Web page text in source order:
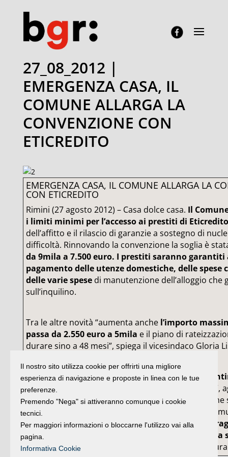
27_08_2012 |
EMERGENZA CASA, IL
COMUNE ALLARGA LA
CONVENZIONE CON
ETICREDITO
EMERGENZA CASA, IL COMUNE ALLARGA LA
CON ETICREDITO
Rimini (27 agosto 2012) – Casa dolce casa. Il
i limiti minimi per l’accesso ai prestiti di Eticredito
dell’affitto e il rilascio di garanzie a sostegno di
difficoltà. Rinnovando la convenzione la soglia è
da 9mila a 7.500 euro. I prestiti saranno garantiti
pagamento delle utenze domestiche, delle spese
delle varie spesedi manutenzione dell’alloggio che
sull’inquilino.
Tra le altre novità “aumenta anchel’importo
passa da 2.550 euro a 5mila e il piano di
durare sino a 48 mesi”, spiega il vicesindaco Gloria
“Oltre a quelli delle famigliesiamo riusciti a
dei proprietari, altrettanto meritevoli di tutela
”,
convenzione infatti dà la possibilità agli inquilini
contratto a canone concordato di richiedere al
una garanzia chetuteli il locatore in caso di
con il rimborso degli affitti non corrisposti fino a
delle spese legali sostenute per avviare la
Il nostro sito utilizza cookie per offrirti una migliore
esperienza di navigazione e proposte in linea con le tue
preferenze.
Premendo "Nega" si attiveranno comunque i cookie
tecnici.
Per maggiori informazioni o bloccarne l'utilizzo vai alla
pagina.
Informativa Cookie